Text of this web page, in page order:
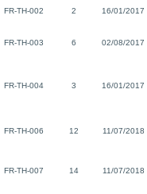
FR-TH-002 2 16/01/2017
FR-TH-003 6 02/08/2017
FR-TH-004 3 16/01/2017
FR-TH-006 12 11/07/2018
FR-TH-007 14 11/07/2018